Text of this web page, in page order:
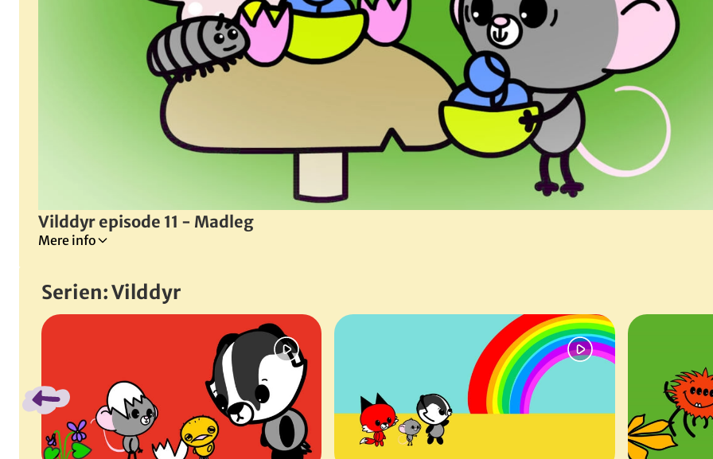
Vilddyr episode 11 - Madleg
Mere info
Dyreliv
Årstider
Det er efterår. Da et agern dumper ned i hovedet på Mus, får den en idé: Den skal lave fint mad i
Instruktører:Malene Vilstrup &Trylle Vilstrup Danmark, 2024 )
Serien: Vilddyr
Spring bånd over